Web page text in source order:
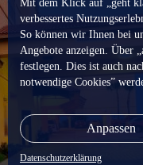
Mit dem Klick auf „geht
verbessertes
So können wir Ihnen bei
Angebote anzeigen. Über
festlegen. Dies ist auch
notwendige Cookies”
Anpassen
Datenschutzerklärung